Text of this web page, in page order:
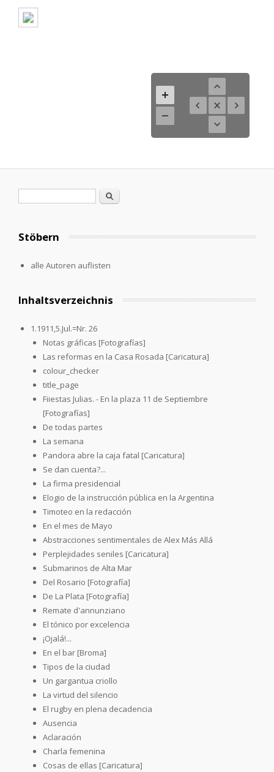
Suche
Stöbern
alle Autoren auflisten
Inhaltsverzeichnis
1.1911,5.Jul.=Nr. 26
Notas gráficas [Fotografías]
Las reformas en la Casa Rosada [Caricatura]
colour_checker
title_page
Fiiestas Julias. - En la plaza 11 de Septiembre
[Fotografías]
De todas partes
La semana
Pandora abre la caja fatal [Caricatura]
Se dan cuenta?...
La firma presidencial
Elogio de la instrucción pública en la Argentina
Timoteo en la redacción
En el mes de Mayo
Abstracciones sentimentales de Alex Más Allá
Perplejidades seniles [Caricatura]
Submarinos de Alta Mar
Del Rosario [Fotografía]
De La Plata [Fotografía]
Remate d'annunziano
El tónico por excelencia
¡Ojalá!...
En el bar [Broma]
Tipos de la ciudad
Un gargantua criollo
La virtud del silencio
El rugby en plena decadencia
Ausencia
Aclaración
Charla femenina
Cosas de ellas [Caricatura]